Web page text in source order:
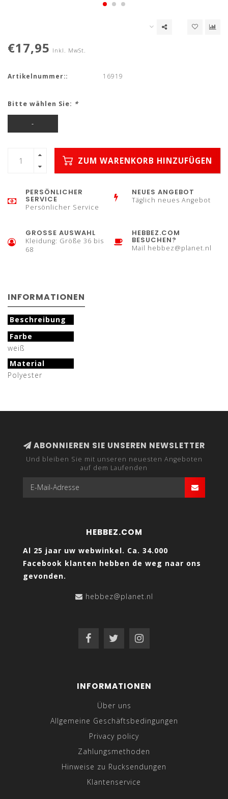
€17,95 Inkl. MwSt.
Artikelnummer:: 16919
Bitte wählen Sie: *
-
ZUM WARENKORB HINZUFÜGEN
PERSÖNLICHER
SERVICE
Persönlicher Service
NEUES ANGEBOT
Täglich neues Angebot
GROSSE AUSWAHL
Kleidung: Größe 36 bis
68
HEBBEZ.COM
BESUCHEN?
Mail hebbez@planet.nl
INFORMATIONEN
Beschreibung
Farbe
weiß
Material
Polyester
ABONNIEREN SIE UNSEREN NEWSLETTER
Und bleiben Sie mit unseren neuesten Angeboten
auf dem Laufenden
HEBBEZ.COM
Al 25 jaar uw webwinkel. Ca. 34.000
Facebook klanten hebben de weg naar ons
gevonden.
hebbez@planet.nl
INFORMATIONEN
Über uns
Allgemeine Geschäftsbedingungen
Privacy policy
Zahlungsmethoden
Hinweise zu Rucksendungen
Klantenservice